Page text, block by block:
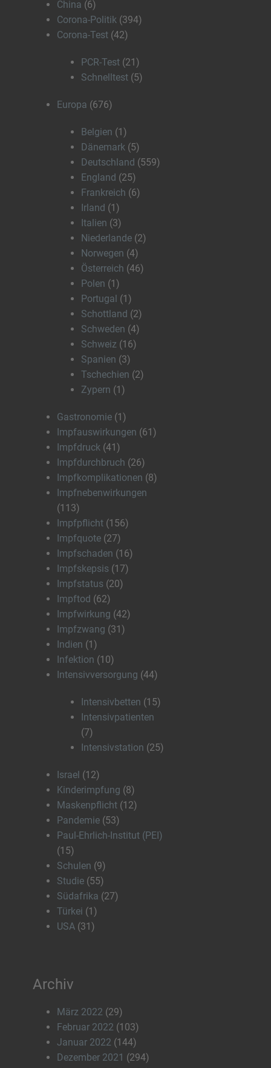
China (6)
Corona-Politik (394)
Corona-Test (42)
PCR-Test (21)
Schnelltest (5)
Europa (676)
Belgien (1)
Dänemark (5)
Deutschland (559)
England (25)
Frankreich (6)
Irland (1)
Italien (3)
Niederlande (2)
Norwegen (4)
Österreich (46)
Polen (1)
Portugal (1)
Schottland (2)
Schweden (4)
Schweiz (16)
Spanien (3)
Tschechien (2)
Zypern (1)
Gastronomie (1)
Impfauswirkungen (61)
Impfdruck (41)
Impfdurchbruch (26)
Impfkomplikationen (8)
Impfnebenwirkungen
(113)
Impfpflicht (156)
Impfquote (27)
Impfschaden (16)
Impfskepsis (17)
Impfstatus (20)
Impftod (62)
Impfwirkung (42)
Impfzwang (31)
Indien (1)
Infektion (10)
Intensivversorgung (44)
Intensivbetten (15)
Intensivpatienten
(7)
Intensivstation (25)
Israel (12)
Kinderimpfung (8)
Maskenpflicht (12)
Pandemie (53)
Paul-Ehrlich-Institut (PEI)
(15)
Schulen (9)
Studie (55)
Südafrika (27)
Türkei (1)
USA (31)
Archiv
März 2022 (29)
Februar 2022 (103)
Januar 2022 (144)
Dezember 2021 (294)